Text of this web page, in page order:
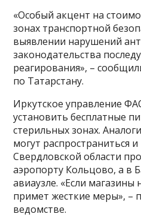
«Особый акцент на
зонах транспортной
выявлении нарушений
законодательства
реагирования», –
по Татарстану.
Иркутское управление
установить бесплатные
стерильных зонах.
могут распространиться
Свердловской области
аэропорту Кольцово, а в
авиаузле. «Если
примет жесткие меры», –
ведомстве.